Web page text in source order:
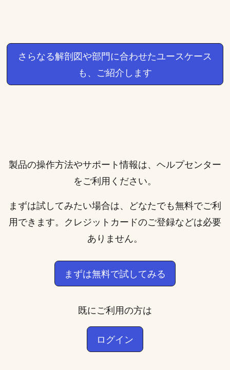
さらなる解剖図や部門に合わせたユースケース
も、ご紹介します
製品の操作方法やサポート情報は、 ヘルプセンター
をご利用ください。
まずは試してみたい場合は、どなたでも無料でご利
用できます。クレジットカードのご登録などは必要
ありません。
まずは無料で試してみる
既にご利用の方は
ログイン